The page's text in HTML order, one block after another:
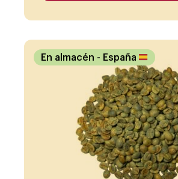
En almacén - España